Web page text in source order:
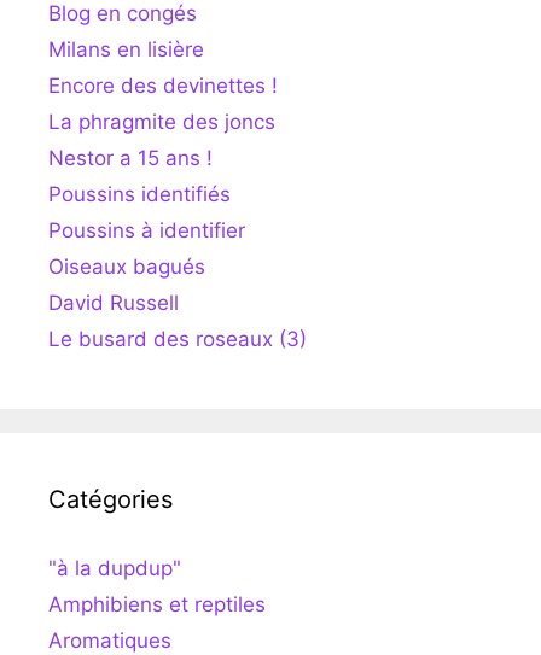
Blog en congés
Milans en lisière
Encore des devinettes !
La phragmite des joncs
Nestor a 15 ans !
Poussins identifiés
Poussins à identifier
Oiseaux bagués
David Russell
Le busard des roseaux (3)
Catégories
"à la dupdup"
Amphibiens et reptiles
Aromatiques